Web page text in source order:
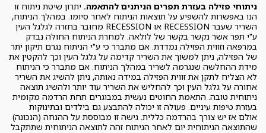
ניתוחי פזילה בעזרת תפרים הניתנים להתאמה. יתרון שיטת ניתוח זו
הנו באפשרות להשפיע על תוצאות הניתוח לאחר סיומו. במהלך הניתוח,
השריר שעבר RECESSION או RECESSION מחובר בחזרה לגלגל העין
ע"י תפר אשר נקשר בקשר של לולאה. למחרת הניתוח החולה נבדק
במרפאה וזווית הפזילה נמדדת. אם מתברר כי ע"י הניתוח נגרם תיקון יתר
של הפזילה, ניתן למשוך את השריר קדימה על גלגל העין וכך להקטין את
מידת ההחלשה שנגרמה לשריר במהלך הניתוח. אם מתברר כי הניתוח
לא הצליח לתקן את זווית הפזילה במידה נאותה, ניתן להשיג את השריר
אחורה על גלגל העין וכך להחליש את השריר עוד יותר ולהשיג תוצאה
ניתוחית טובה. התאמת החוטים נעשית במבוגרים תחת הרדמה מקומית
בעזרת טיפות עיניים. פעולה זו יכולה להתבצע גם בילדים ובתינוקות
אולם אז יש צורך בהרדמה כללית. גישה זו מבוססת על ההנחה (הנכונה)
שהתוצאה הניתוחית יום לאחר הניתוח זהה לתוצאה הניתוחית שתתקבל